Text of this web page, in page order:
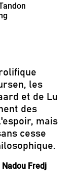
les
et de Lu
des
mais
cesse
Fredj